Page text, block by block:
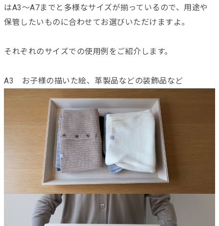
はA3〜A7までと多様なサイズが揃っているので、用途や
保管したいものに合わせてお選びいただけますよ。
それぞれのサイズでの使用例をご紹介します。
A3 お子様の描いた絵、革製品などの装飾品など